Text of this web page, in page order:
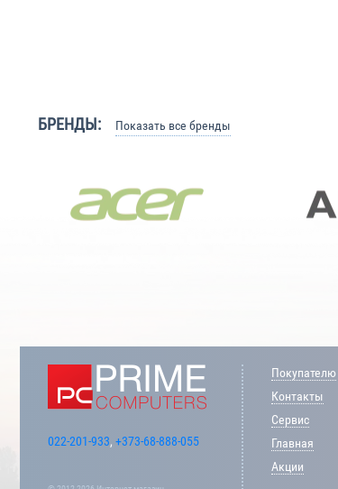
БРЕНДЫ: Показать все бренды
022-201-933, +373-68-888-055
Покупателю
Контакты
Сервис
Главная
Акции